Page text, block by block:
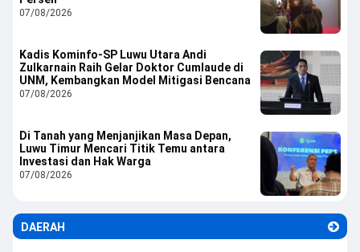
07/08/2026
Kadis Kominfo-SP Luwu Utara Andi
Zulkarnain Raih Gelar Doktor Cumlaude di
UNM, Kembangkan Model Mitigasi Bencana
07/08/2026
Di Tanah yang Menjanjikan Masa Depan,
Luwu Timur Mencari Titik Temu antara
Investasi dan Hak Warga
07/08/2026
DAERAH